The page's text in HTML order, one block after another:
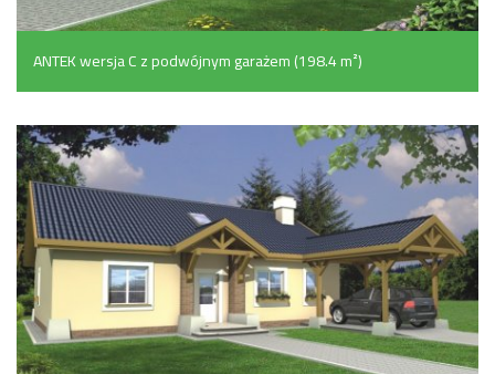
ANTEK wersja C z podwójnym garażem (198.4 m²)